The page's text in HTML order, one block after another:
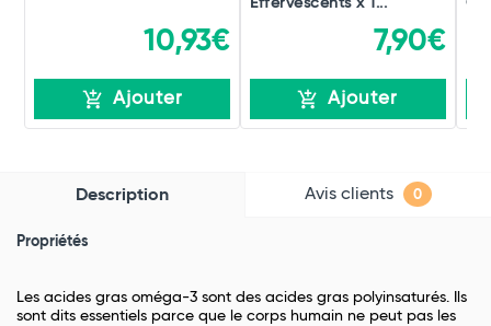
10,93€
Ajouter
Effervescents x 1...
7,90€
Ajouter
Description Avis clients 0
Propriétés
Les acides gras oméga-3 sont des acides gras polyinsaturés. Ils
sont dits essentiels parce que le corps humain ne peut pas les